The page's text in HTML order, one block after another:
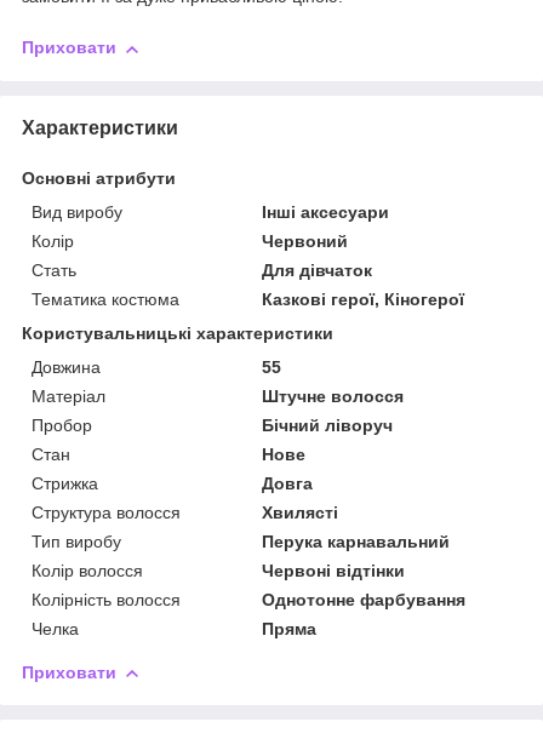
Приховати
Характеристики
Основні атрибути
Вид виробу
Інші аксесуари
Колір
Червоний
Стать
Для дівчаток
Тематика костюма
Казкові герої, Кіногерої
Користувальницькі характеристики
Довжина
55
Матеріал
Штучне волосся
Пробор
Бічний ліворуч
Стан
Нове
Стрижка
Довга
Структура волосся
Хвилясті
Тип виробу
Перука карнавальний
Колір волосся
Червоні відтінки
Колірність волосся
Однотонне фарбування
Челка
Пряма
Приховати